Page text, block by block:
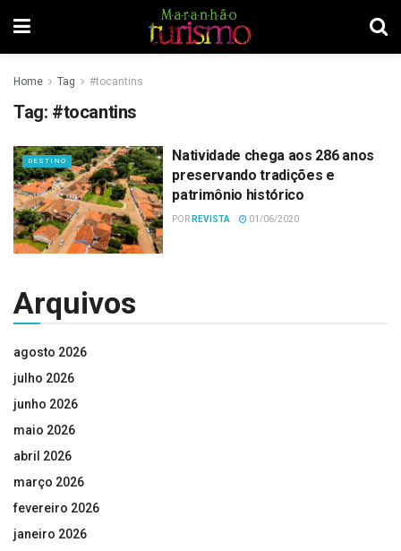
Home Tag #tocantins
Tag: #tocantins
DESTINO
Natividade chega aos 286 anos
preservando tradições e
patrimônio histórico
POR REVISTA 01/06/2020
Arquivos
agosto 2026
julho 2026
junho 2026
maio 2026
abril 2026
março 2026
fevereiro 2026
janeiro 2026